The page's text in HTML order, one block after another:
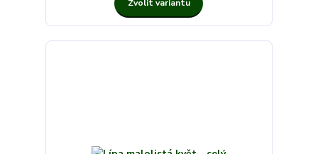
Zvolit variantu